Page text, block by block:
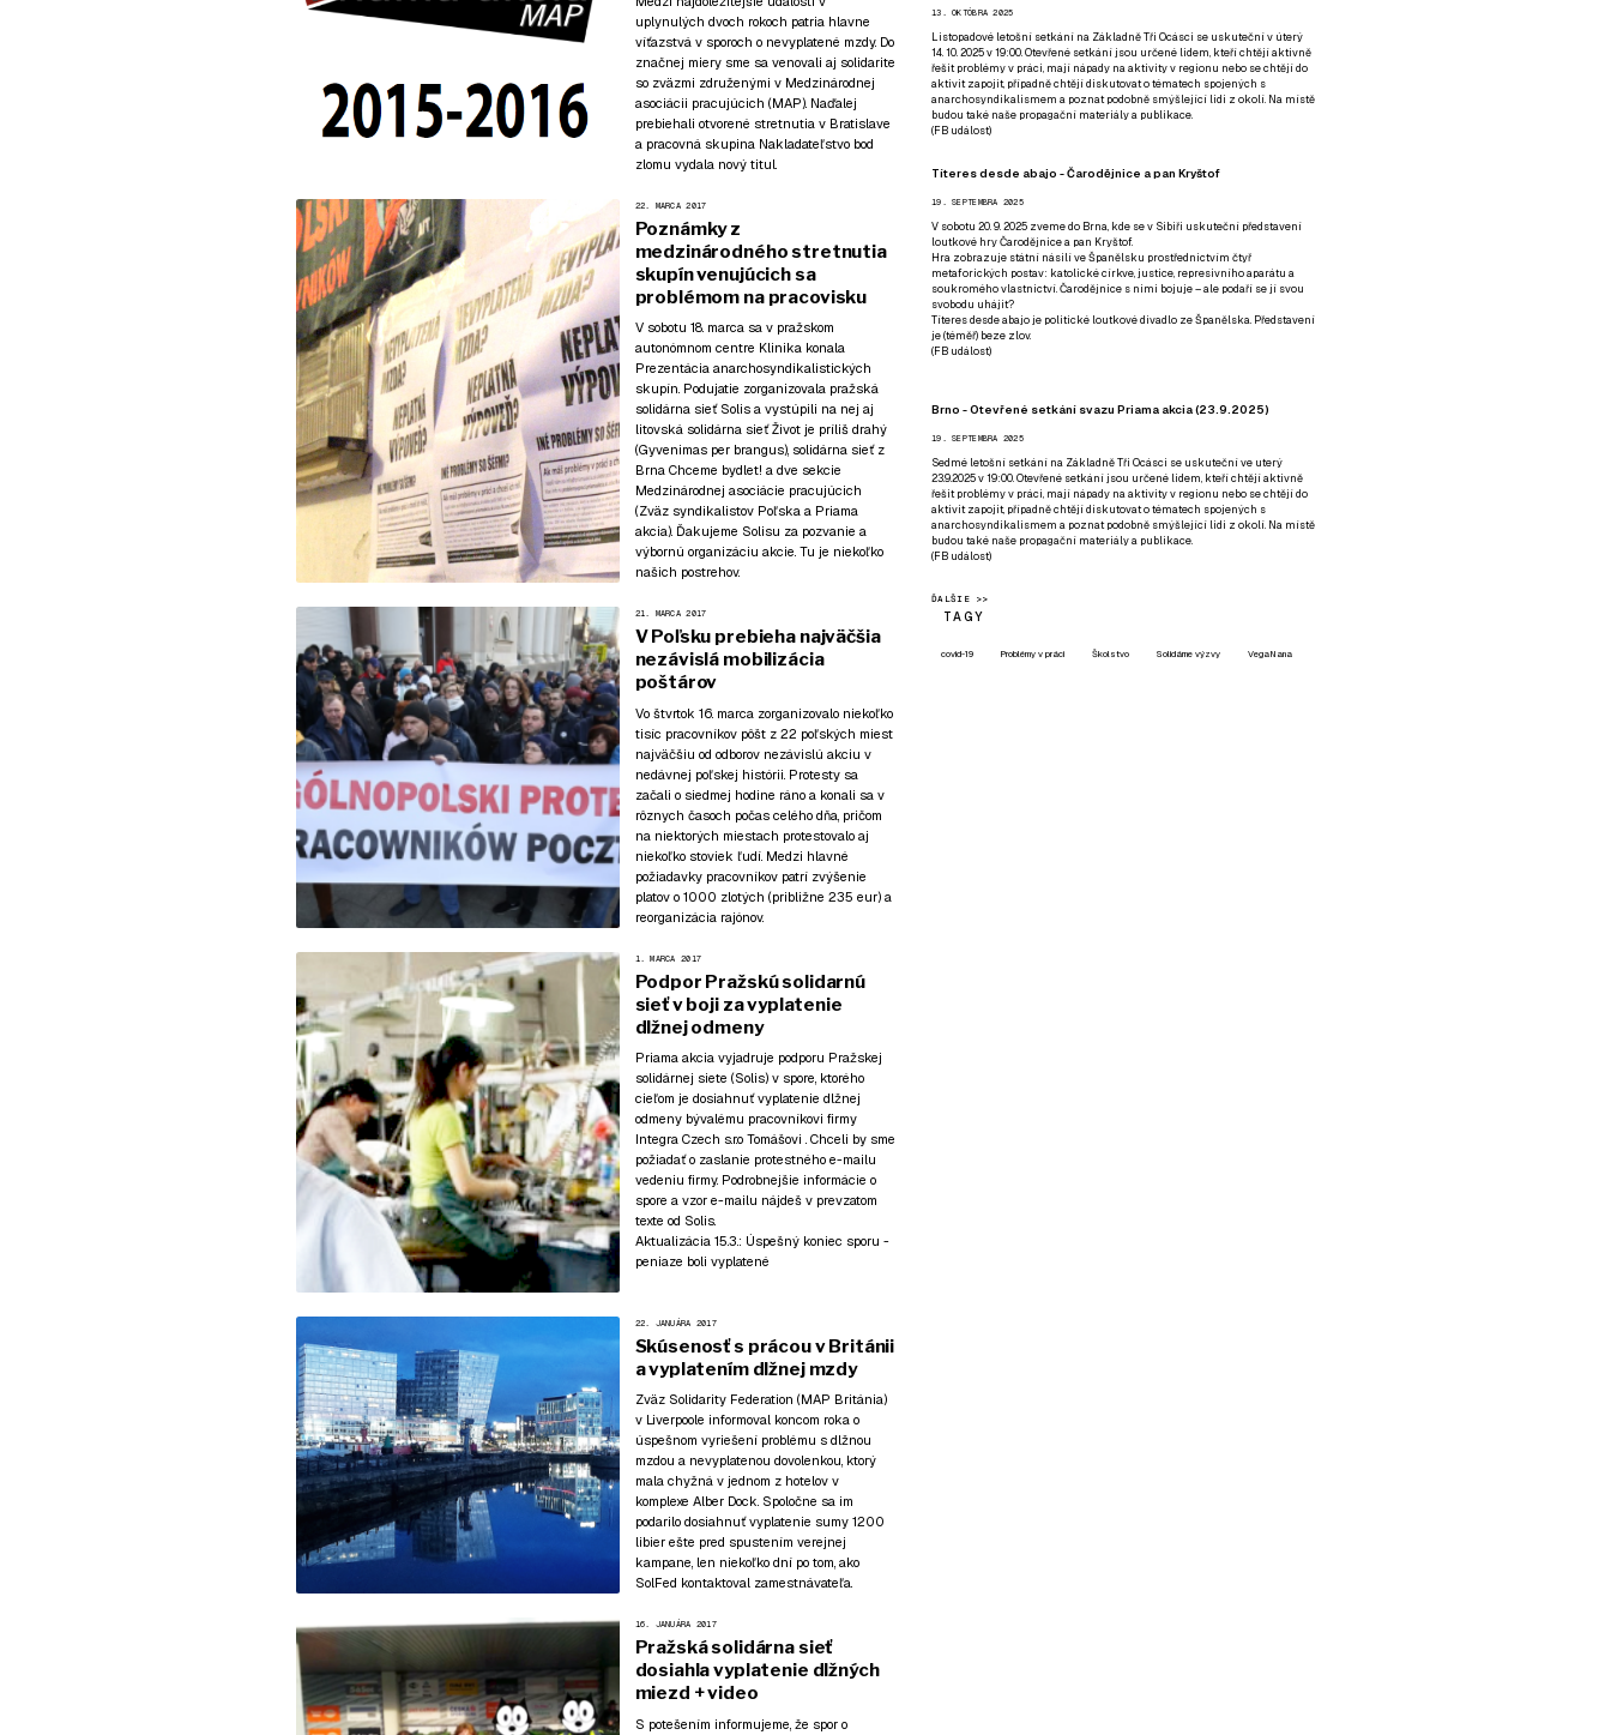
uplynulých dvoch rokoch patria hlavne
víťazstvá v sporoch o nevyplatené mzdy. Do
značnej miery sme sa venovali aj solidarite
so zväzmi združenými v Medzinárodnej
asociácii pracujúcich (MAP). Naďalej
prebiehali otvorené stretnutia v Bratislave
a pracovná skupina Nakladateľstvo bod
zlomu vydala nový titul.
22. MARCA 2017
Poznámky z
medzinárodného stretnutia
skupín venujúcich sa
problémom na pracovisku
V sobotu 18. marca sa v pražskom
autonómnom centre Klinika konala
Prezentácia anarchosyndikalistických
skupín. Podujatie zorganizovala pražská
solidárna sieť Solis a vystúpili na nej aj
litovská solidárna sieť Život je príliš drahý
(Gyvenimas per brangus), solidárna sieť z
Brna Chceme bydlet! a dve sekcie
Medzinárodnej asociácie pracujúcich
(Zväz syndikalistov Poľska a Priama
akcia). Ďakujeme Solisu za pozvanie a
výbornú organizáciu akcie. Tu je niekoľko
našich postrehov.
21. MARCA 2017
V Poľsku prebieha najväčšia
nezávislá mobilizácia
poštárov
Vo štvrtok 16. marca zorganizovalo niekoľko
tisíc pracovníkov pôšt z 22 poľských miest
najväčšiu od odborov nezávislú akciu v
nedávnej poľskej histórii. Protesty sa
začali o siedmej hodine ráno a konali sa v
rôznych časoch počas celého dňa, pričom
na niektorých miestach protestovalo aj
niekoľko stoviek ľudí. Medzi hlavné
požiadavky pracovníkov patrí zvýšenie
platov o 1000 zlotých (približne 235 eur) a
reorganizácia rajónov.
1. MARCA 2017
Podpor Pražskú solidarnú
sieť v boji za vyplatenie
dlžnej odmeny
Priama akcia vyjadruje podporu Pražskej
solidárnej siete (Solis) v spore, ktorého
cieľom je dosiahnuť vyplatenie dlžnej
odmeny bývalému pracovníkovi firmy
Integra Czech s.r.o Tomášovi . Chceli by sme
požiadať o zaslanie protestného e-mailu
vedeniu firmy. Podrobnejšie informácie o
spore a vzor e-mailu nájdeš v prevzatom
texte od Solis.
Aktualizácia 15.3.: Úspešný koniec sporu -
peniaze boli vyplatené
22. JANUÁRA 2017
Skúsenosť s prácou v Británii
a vyplatením dlžnej mzdy
Zväz Solidarity Federation (MAP Británia)
v Liverpoole informoval koncom roka o
úspešnom vyriešení problému s dlžnou
mzdou a nevyplatenou dovolenkou, ktorý
mala chyžná v jednom z hotelov v
komplexe Alber Dock. Spoločne sa im
podarilo dosiahnuť vyplatenie sumy 1200
libier ešte pred spustením verejnej
kampane, len niekoľko dní po tom, ako
SolFed kontaktoval zamestnávateľa.
16. JANUÁRA 2017
Pražská solidárna sieť
dosiahla vyplatenie dlžných
miezd + video
S potešením informujeme, že spor o
13. OKTÓBRA 2025
Listopadové letošní setkání na Základně Tři Ocásci se uskuteční v úterý
14. 10. 2025 v 19:00. Otevřené setkání jsou určené lidem, kteří chtějí aktivně
řešit problémy v práci, mají nápady na aktivity v regionu nebo se chtějí do
aktivit zapojit, případně chtějí diskutovat o tématech spojených s
anarchosyndikalismem a poznat podobně smýšlející lidi z okolí. Na místě
budou také naše propagační materiály a publikace.
(FB událost)
Títeres desde abajo - Čarodějnice a pan Kryštof
19. SEPTEMBRA 2025
V sobotu 20. 9. 2025 zveme do Brna, kde se v Sibiři uskuteční představení
loutkové hry Čarodějnice a pan Kryštof.
Hra zobrazuje státní násilí ve Španělsku prostřednictvím čtyř
metaforických postav: katolické církve, justice, represivního aparátu a
soukromého vlastnictví. Čarodějnice s nimi bojuje – ale podaří se jí svou
svobodu uhájit?
Títeres desde abajo je politické loutkové divadlo ze Španělska. Představení
je (téměř) beze zlov.
(FB událost)
Brno - Otevřené setkání svazu Priama akcia (23.9.2025)
19. SEPTEMBRA 2025
Sedmé letošní setkání na Základně Tři Ocásci se uskuteční ve uterý
23.9.2025 v 19:00. Otevřené setkání jsou určené lidem, kteří chtějí aktivně
řešit problémy v práci, mají nápady na aktivity v regionu nebo se chtějí do
aktivit zapojit, případně chtějí diskutovat o tématech spojených s
anarchosyndikalismem a poznat podobně smýšlející lidi z okolí. Na místě
budou také naše propagační materiály a publikace.
(FB událost)
ĎALŠIE >>
TAGY
covid-19 Problémy v práci Školstvo Solidárne výzvy VegaNana